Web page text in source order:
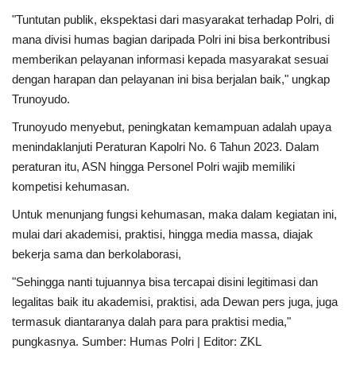
"Tuntutan publik, ekspektasi dari masyarakat terhadap Polri, di
mana divisi humas bagian daripada Polri ini bisa berkontribusi
memberikan pelayanan informasi kepada masyarakat sesuai
dengan harapan dan pelayanan ini bisa berjalan baik," ungkap
Trunoyudo.
Trunoyudo menyebut, peningkatan kemampuan adalah upaya
menindaklanjuti Peraturan Kapolri No. 6 Tahun 2023. Dalam
peraturan itu, ASN hingga Personel Polri wajib memiliki
kompetisi kehumasan.
Untuk menunjang fungsi kehumasan, maka dalam kegiatan ini,
mulai dari akademisi, praktisi, hingga media massa, diajak
bekerja sama dan berkolaborasi,
"Sehingga nanti tujuannya bisa tercapai disini legitimasi dan
legalitas baik itu akademisi, praktisi, ada Dewan pers juga, juga
termasuk diantaranya dalah para para praktisi media,"
pungkasnya. Sumber: Humas Polri | Editor: ZKL